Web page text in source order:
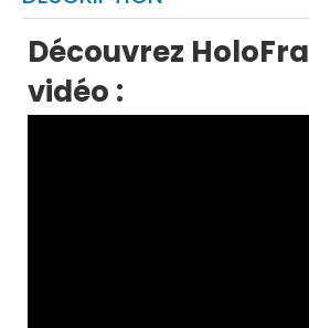
Découvrez HoloFrame en
vidéo :